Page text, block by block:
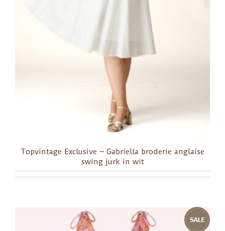
Topvintage Exclusive ~ Gabriella broderie anglaise
swing jurk in wit